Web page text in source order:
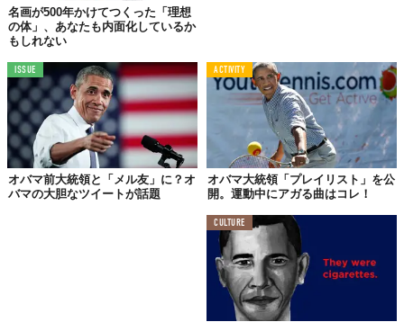
名画が500年かけてつくった「理想
の体」、あなたも内面化しているか
もしれない
ISSUE
オバマ前大統領と「メル友」に？オ
バマの大胆なツイートが話題
ACTIVITY
オバマ大統領「プレイリスト」を公
開。運動中にアガる曲はコレ！
CULTURE